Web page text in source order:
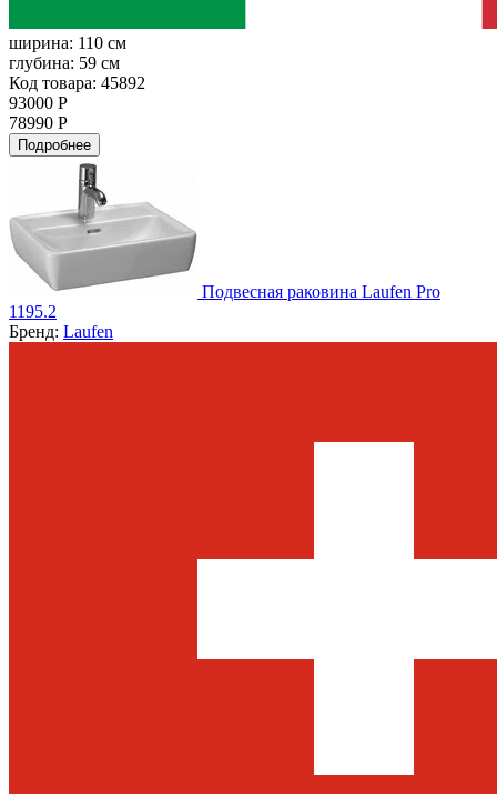
ширина: 110 см
глубина: 59 см
Код товара: 45892
93000 Р
78990 Р
Подробнее
Подвесная раковина Laufen Pro
1195.2
Бренд: Laufen